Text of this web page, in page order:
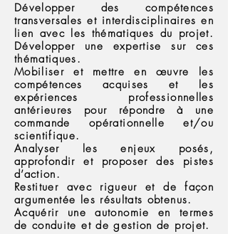
Développer des compétences
transversales et interdisciplinaires en
lien avec les thématiques du projet.
Développer une expertise sur ces
thématiques.
Mobiliser et mettre en œuvre les
compétences acquises et les
expériences professionnelles
antérieures pour répondre à une
commande opérationnelle et/ou
scientifique.
Analyser les enjeux posés,
approfondir et proposer des pistes
d’action.
Restituer avec rigueur et de façon
argumentée les résultats obtenus.
Acquérir une autonomie en termes
de conduite et de gestion de projet.